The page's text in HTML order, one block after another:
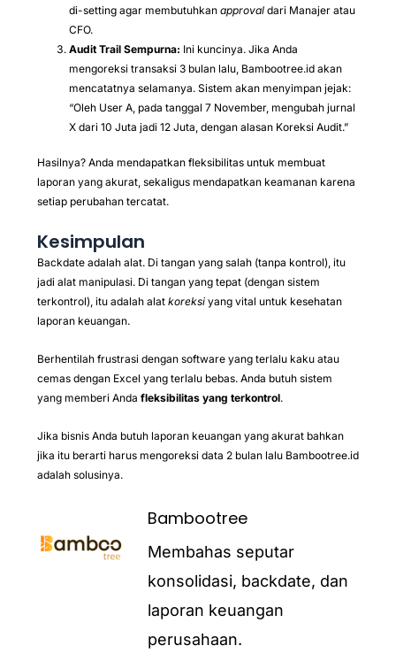
di-setting agar membutuhkan approval dari Manajer atau
CFO.
Audit Trail Sempurna: Ini kuncinya. Jika Anda
mengoreksi transaksi 3 bulan lalu, Bambootree.id akan
mencatatnya selamanya. Sistem akan menyimpan jejak:
“Oleh User A, pada tanggal 7 November, mengubah jurnal
X dari 10 Juta jadi 12 Juta, dengan alasan Koreksi Audit.”
Hasilnya? Anda mendapatkan fleksibilitas untuk membuat
laporan yang akurat, sekaligus mendapatkan keamanan karena
setiap perubahan tercatat.
Kesimpulan
Backdate adalah alat. Di tangan yang salah (tanpa kontrol), itu
jadi alat manipulasi. Di tangan yang tepat (dengan sistem
terkontrol), itu adalah alat koreksi yang vital untuk kesehatan
laporan keuangan.
Berhentilah frustrasi dengan software yang terlalu kaku atau
cemas dengan Excel yang terlalu bebas. Anda butuh sistem
yang memberi Anda fleksibilitas yang terkontrol.
Jika bisnis Anda butuh laporan keuangan yang akurat bahkan
jika itu berarti harus mengoreksi data 2 bulan lalu Bambootree.id
adalah solusinya.
Bambootree
Membahas seputar
konsolidasi, backdate, dan
laporan keuangan
perusahaan.